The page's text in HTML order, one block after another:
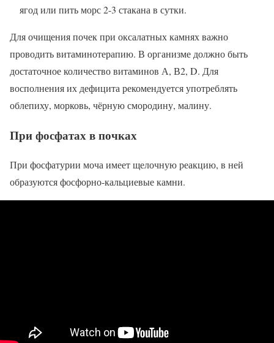
ягод или пить морс 2-3 стакана в сутки.
Для очищения почек при оксалатных камнях важно
проводить витаминотерапию. В организме должно быть
достаточное количество витаминов А, В2, D. Для
восполнения их дефицита рекомендуется употреблять
облепиху, морковь, чёрную смородину, малину.
При фосфатах в почках
При фосфатурии моча имеет щелочную реакцию, в ней
образуются фосфорно-кальциевые камни.